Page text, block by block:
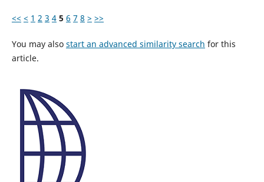
<< < 1 2 3 4 5 6 7 8 > >>
You may also start an advanced similarity search for this
article.